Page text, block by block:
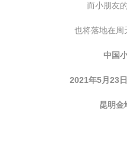
而小朋友
也将落地在周
中国
2021年5月23
昆明金